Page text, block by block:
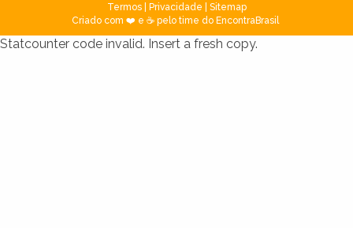
Termos| Privacidade
Sitemap
Criado com ❤️ e ☕ pelo time do EncontraBrasil
Statcounter code invalid. Insert a fresh copy.